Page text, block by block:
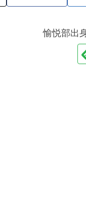
愉悦部出